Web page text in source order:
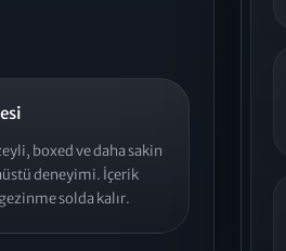
boxed ve daha sakin
deneyimi. İçerik
solda kalır.